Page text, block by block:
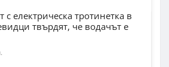
електрическа тротинетка в
твърдят, че водачът е